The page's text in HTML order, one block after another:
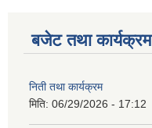
बजेट तथा कार्यक्रम
निती तथा कार्यक्रम
मिति: 06/29/2026 - 17:12